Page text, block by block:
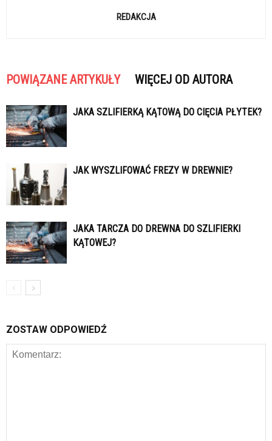
REDAKCJA
POWIĄZANE ARTYKUŁY WIĘCEJ OD AUTORA
JAKA SZLIFIERKĄ KĄTOWĄ DO CIĘCIA PŁYTEK?
JAK WYSZLIFOWAĆ FREZY W DREWNIE?
JAKA TARCZA DO DREWNA DO SZLIFIERKI
KĄTOWEJ?
ZOSTAW ODPOWIEDŹ